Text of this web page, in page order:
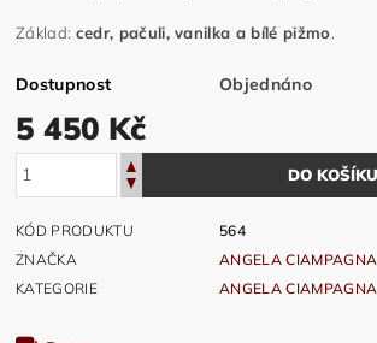
Základ: cedr, pačuli, vanilka a bílé pižmo
Dostupnost Objednáno
5 450 Kč
KÓD PRODUKTU
564
ZNAČKA
ANGELA CIAMPAGNA
KATEGORIE
ANGELA CIAMPAGNA